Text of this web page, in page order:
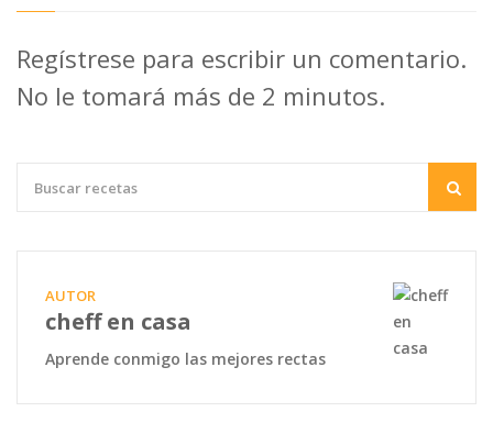
Regístrese para escribir un comentario.
No le tomará más de 2 minutos.
AUTOR
cheff en casa
Aprende conmigo las mejores rectas